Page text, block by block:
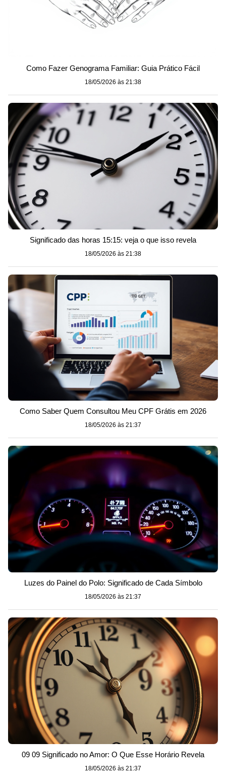
Como Fazer Genograma Familiar: Guia Prático Fácil
18/05/2026 às 21:38
Significado das horas 15:15: veja o que isso revela
18/05/2026 às 21:38
Como Saber Quem Consultou Meu CPF Grátis em 2026
18/05/2026 às 21:37
Luzes do Painel do Polo: Significado de Cada Símbolo
18/05/2026 às 21:37
09 09 Significado no Amor: O Que Esse Horário Revela
18/05/2026 às 21:37